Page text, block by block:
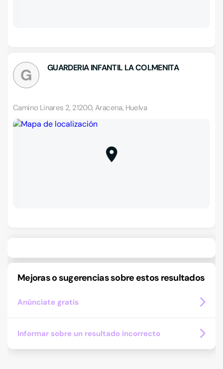
G GUARDERIA INFANTIL LA COLMENITA
Camino Linares 2, 21200, Aracena, Huelva
Mejoras o sugerencias sobre estos resultados
Anúnciate gratis
Informar sobre un resultado incorrecto